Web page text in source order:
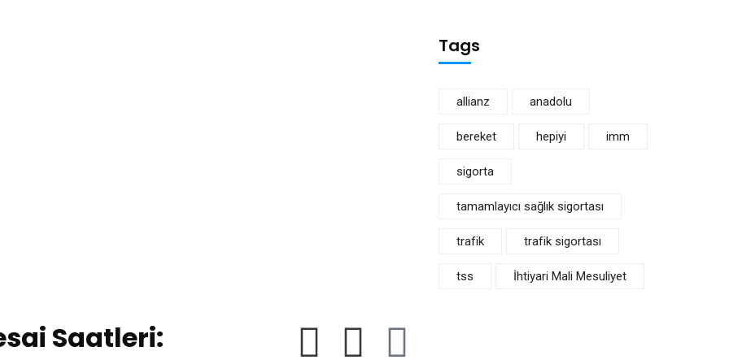
Tags
allianz anadolu
bereket hepiyi imm
sigorta
tamamlayıcı sağlık sigortası
trafik trafik sigortası
tss İhtiyari Mali Mesuliyet
Saatleri: